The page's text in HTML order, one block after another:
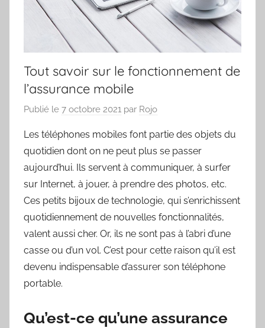
Tout savoir sur le fonctionnement de
l’assurance mobile
Publié le 7 octobre 2021 par Rojo
Les téléphones mobiles font partie des objets du
quotidien dont on ne peut plus se passer
aujourd’hui. Ils servent à communiquer, à surfer
sur Internet, à jouer, à prendre des photos, etc.
Ces petits bijoux de technologie, qui s’enrichissent
quotidiennement de nouvelles fonctionnalités,
valent aussi cher. Or, ils ne sont pas à l’abri d’une
casse ou d’un vol. C’est pour cette raison qu’il est
devenu indispensable d’assurer son téléphone
portable.
Qu’est-ce qu’une assurance